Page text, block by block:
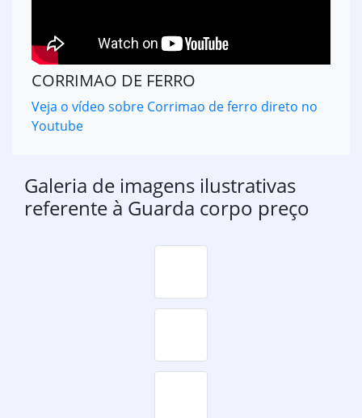
CORRIMAO DE FERRO
Veja o vídeo sobre Corrimao de ferro direto no
Youtube
Galeria de imagens ilustrativas
referente à Guarda corpo preço